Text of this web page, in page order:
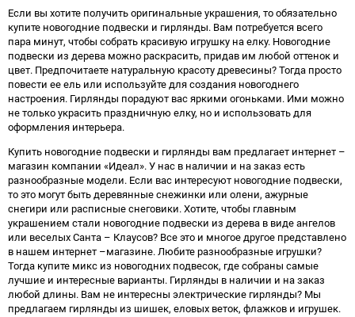
Если вы хотите получить оригинальные украшения, то обязательно
купите новогодние подвески и гирлянды. Вам потребуется всего
пара минут, чтобы собрать красивую игрушку на елку. Новогодние
подвески из дерева можно раскрасить, придав им любой оттенок и
цвет. Предпочитаете натуральную красоту древесины? Тогда просто
повести ее ель или используйте для создания новогоднего
настроения. Гирлянды порадуют вас яркими огоньками. Ими можно
не только украсить праздничную елку, но и использовать для
оформления интерьера.
Купить новогодние подвески и гирлянды вам предлагает интернет –
магазин компании «Идеал». У нас в наличии и на заказ есть
разнообразные модели. Если вас интересуют новогодние подвески,
то это могут быть деревянные снежинки или олени, ажурные
снегири или расписные снеговики. Хотите, чтобы главным
украшением стали новогодние подвески из дерева в виде ангелов
или веселых Санта – Клаусов? Все это и многое другое представлено
в нашем интернет –магазине. Любите разнообразные игрушки?
Тогда купите микс из новогодних подвесок, где собраны самые
лучшие и интересные варианты. Гирлянды в наличии и на заказ
любой длины. Вам не интересны электрические гирлянды? Мы
предлагаем гирлянды из шишек, еловых веток, флажков и игрушек.